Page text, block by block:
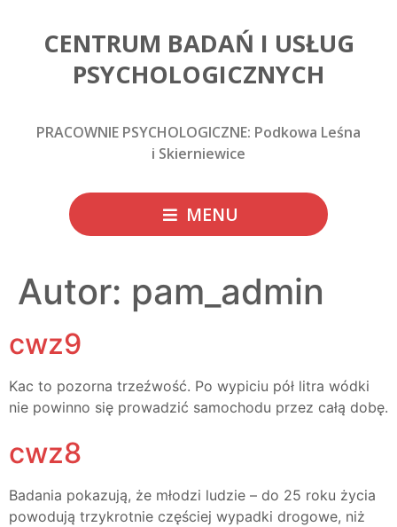
CENTRUM BADAŃ I USŁUG
PSYCHOLOGICZNYCH
PRACOWNIE PSYCHOLOGICZNE: Podkowa Leśna
i Skierniewice
MENU
Autor: pam_admin
cwz9
Kac to pozorna trzeźwość. Po wypiciu pół litra wódki
nie powinno się prowadzić samochodu przez całą dobę.
cwz8
Badania pokazują, że młodzi ludzie – do 25 roku życia
powodują trzykrotnie częściej wypadki drogowe, niż